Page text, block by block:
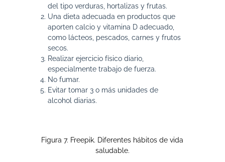
del tipo verduras, hortalizas y frutas.
Una dieta adecuada en productos que
aporten calcio y vitamina D adecuado,
como lácteos, pescados, carnes y frutos
secos.
Realizar ejercicio físico diario,
especialmente trabajo de fuerza.
No fumar.
Evitar tomar 3 o más unidades de
alcohol diarias.
Figura 7. Freepik. Diferentes hábitos de vida
saludable.